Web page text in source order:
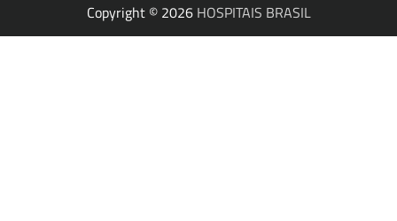
Copyright © 2026 HOSPITAIS BRASIL